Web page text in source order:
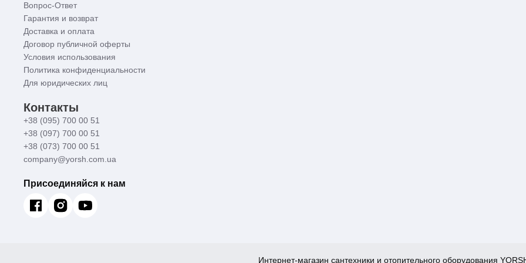
Вопрос-Ответ
Гарантия и возврат
Доставка и оплата
Договор публичной оферты
Условия использования
Политика конфиденциальности
Для юридических лиц
Контакты
+38 (095) 700 00 51
+38 (097) 700 00 51
+38 (073) 700 00 51
company@yorsh.com.ua
Присоединяйся к нам
Интернет-магазин сантехники и отопительного оборудования